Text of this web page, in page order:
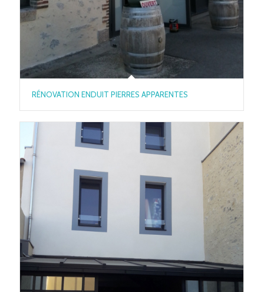
RÉNOVATION ENDUIT PIERRES APPARENTES